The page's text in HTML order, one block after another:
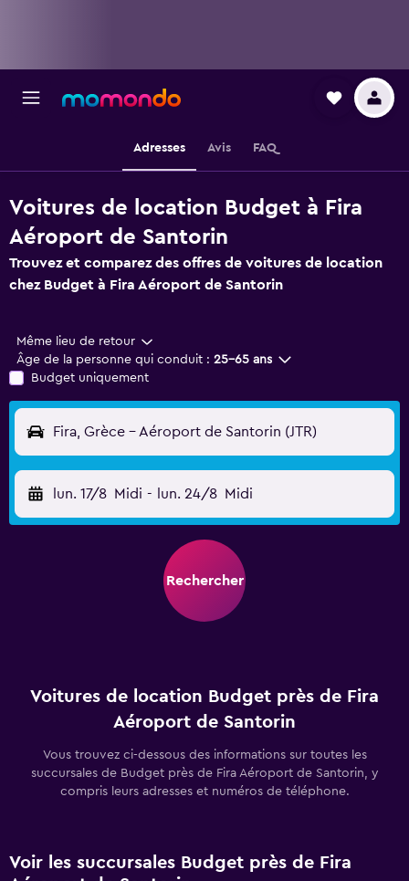
Adresses Avis FAQ
Voitures de location Budget à Fira
Aéroport de Santorin
Trouvez et comparez des offres de voitures de location
chez Budget à Fira Aéroport de Santorin
Même lieu de retour
Âge de la personne qui conduit : 25-65 ans
Budget uniquement
Fira, Grèce - Aéroport de Santorin (JTR)
lun. 17/8 Midi - lun. 24/8 Midi
Rechercher
Voitures de location Budget près de Fira
Aéroport de Santorin
Vous trouvez ci-dessous des informations sur toutes les
succursales de Budget près de Fira Aéroport de Santorin, y
compris leurs adresses et numéros de téléphone.
Voir les succursales Budget près de Fira